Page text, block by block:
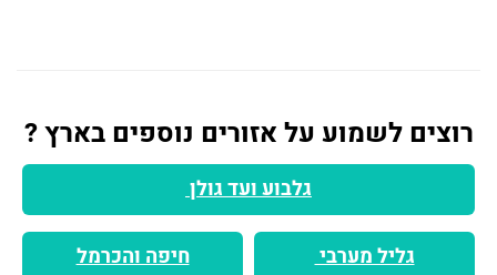
רוצים לשמוע על אזורים נוספים בארץ ?
גלבוע ועד גולן
גליל מערבי חיפה והכרמל